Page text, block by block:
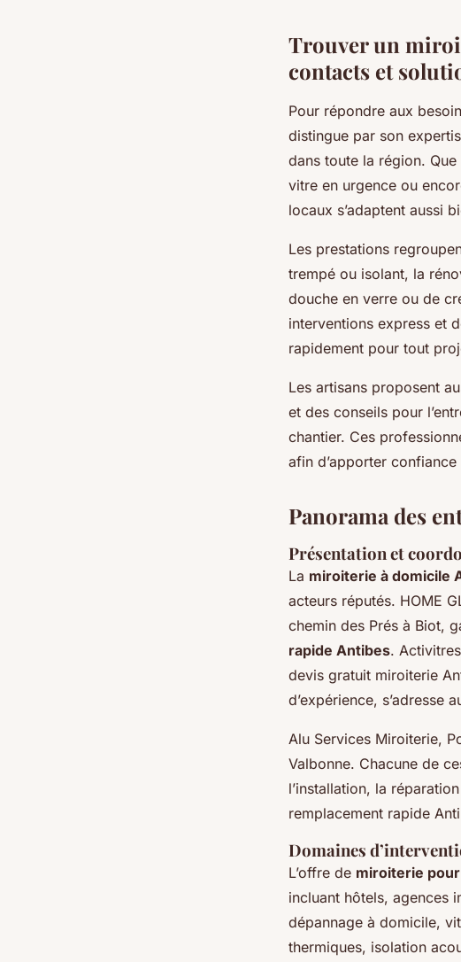
Trouver un
contacts et
Pour répondre aux
distingue par son
dans toute la région.
vitre en urgence ou
locaux s’adaptent aussi
Les prestations
trempé ou isolant, la
douche en verre ou de
interventions express et
rapidement pour tout
Les artisans proposent
et des conseils pour
chantier. Ces
afin d’apporter
Panorama des
Présentation et
La miroiterie à domicile
acteurs réputés. HOME
chemin des Prés à Biot,
rapide Antibes.
devis gratuit miroiterie
d’expérience, s’adresse
Alu Services Miroiterie,
Valbonne. Chacune de
l’installation, la
remplacement rapide
Domaines
L’offre de miroiterie
incluant hôtels, agences
dépannage à domicile,
thermiques, isolation